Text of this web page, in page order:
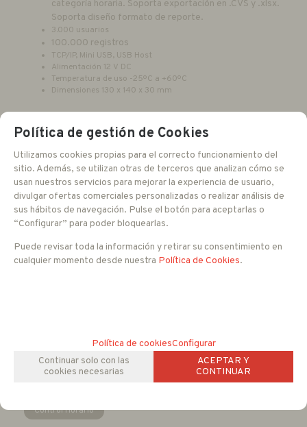
categoría horaria. Soporta exportación en .CVS y .xlsx.
Soporta diseño formato de reporte.
3.000 usuarios
100.000 registros
TCP/IP, Mini USB, USB Host
Alimentación 12 V DC
Temperatura de uso -25ºC a +60ºC
Dimensiones 130 x 140 x 30 mm
Folleto
Manual
Videos
Entrega 24/48 h
189,90 EUR
Control Horario
Política de gestión de Cookies
Utilizamos cookies propias para el correcto funcionamiento del
sitio. Además, se utilizan otras de terceros que analizan cómo se
usan nuestros servicios para mejorar la experiencia de usuario,
divulgar ofertas comerciales personalizadas o realizar análisis de
sus hábitos de navegación. Pulse el botón para aceptarlas o
“Configurar” para poder bloquearlas.
Puede revisar toda la información y retirar su consentimiento en
cualquier momento desde nuestra Política de Cookies.
Política de cookiesConfigurar
Continuar solo con las
cookies necesarias
ACEPTAR Y
CONTINUAR